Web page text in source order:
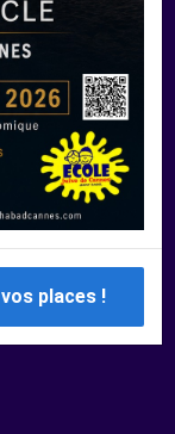
Mercredi 12 Août 2026 - Prenez vos places !